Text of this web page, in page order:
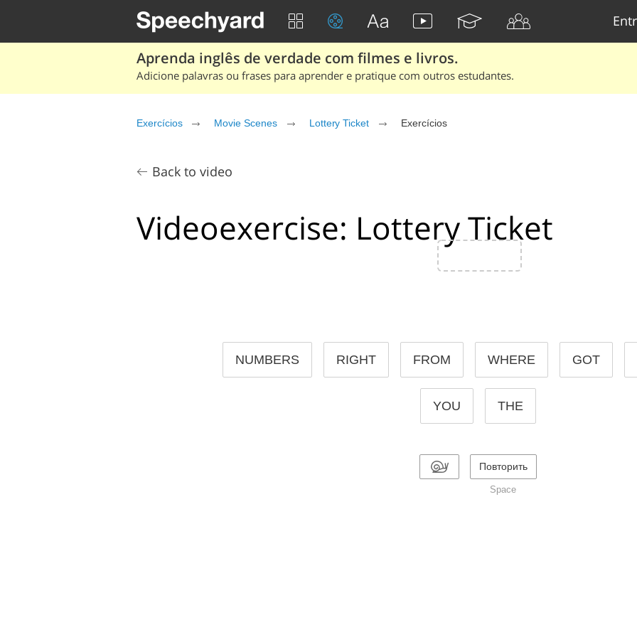
Aprenda inglês de verdade com filmes e livros.
Adicione palavras ou frases para aprender e pratique com outros estudantes.
Exercícios Movie Scenes Lottery Ticket Exercícios
Back to video
Videoexercise: Lottery Ticket
NUMBERS RIGHT FROM WHERE GOT
YOU THE
Повторить